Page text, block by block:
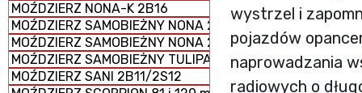
MOŹDZIERZ NONA-K 2B16
MOŹDZIERZ SAMOBIEŻNY NONA 2S23-SWK
MOŹDZIERZ SAMOBIEŻNY NONA 2S9
MOŹDZIERZ SAMOBIEŻNY TULIPAN 2S4
MOŹDZIERZ SANI 2B11/2S12
wystrzel i
pojazdów
naprowadzania
radiowych o